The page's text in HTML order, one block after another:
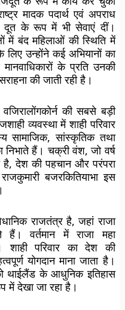
मादक पदार्थ एवं अपराध
दूत के रूप में भी सेवाएं दीं।
में बंद महिलाओं की स्थिति में
उन्होंने कई अभियानों का
के प्रति उनकी
की जाती रही है।
वजिरालोंगकोर्न की सबसे बड़ी
व्यवस्था में शाही परिवार
सांस्कृतिक तथा
निभाते हैं। चक्री वंश, जो वर्ष
देश की पहचान और परंपरा
बजरकितियाभा इस
राजतंत्र है, जहां राजा
हैं। वर्तमान में राजा महा
शाही परिवार का देश की
योगदान माना जाता है।
थाईलैंड के आधुनिक इतिहास
में देखा जा रहा है।